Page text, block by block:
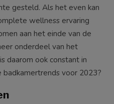
gesteld. Als het even kan
wellness ervaring
aan het einde van de
onderdeel van het
daarom ook constant in
voor 2023?